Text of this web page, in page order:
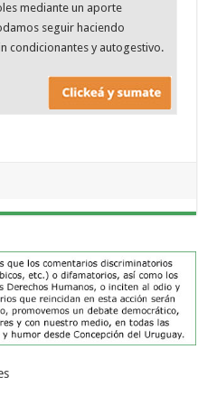
mediante un aporte
seguir haciendo
condicionantes y autogestivo.